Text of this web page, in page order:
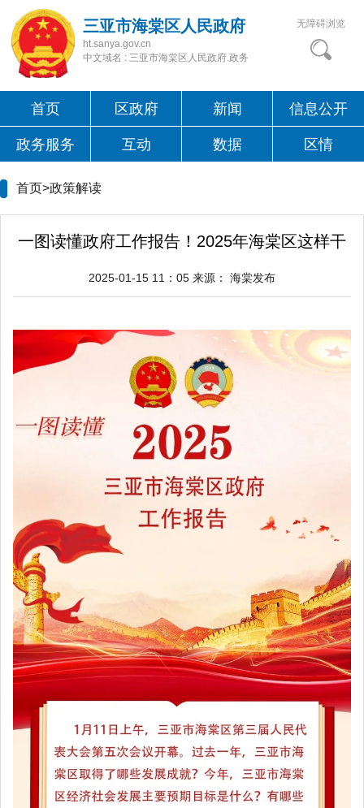
三亚市海棠区人民政府
ht.sanya.gov.cn
中文域名 : 三亚市海棠区人民政府.政务
无障碍浏览
首页 区政府 新闻 信息公开
政务服务 互动 数据 区情
首页>政策解读
一图读懂政府工作报告！2025年海棠区这样干
2025-01-15 11：05 来源： 海棠发布